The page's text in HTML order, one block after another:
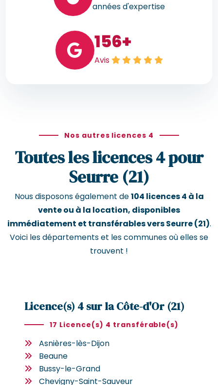
années d'expertise
156+
Avis
Nos autres licences 4
Toutes les licences 4 pour
Seurre (21)
Nous disposons également de104 licences 4 à la
vente ou à la location, disponibles
immédiatement et transférables vers Seurre (21).
Voici les départements et les communes où elles se
trouvent !
Licence(s) 4 sur la Côte-d'Or (21)
17 Licence(s) 4 transférable(s)
Asnières-lès-Dijon
Beaune
Bussy-le-Grand
Chevigny-Saint-Sauveur